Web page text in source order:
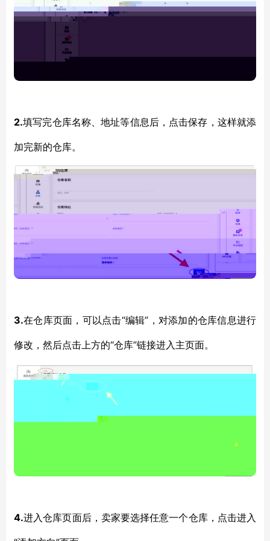
2.填写完仓库名称、地址等信息后，点击保存，这样就添
加完新的仓库。
3.在仓库页面，可以点击“编辑”，对添加的仓库信息进行
修改，然后点击上方的“仓库”链接进入主页面。
4.进入仓库页面后，卖家要选择任意一个仓库，点击进入